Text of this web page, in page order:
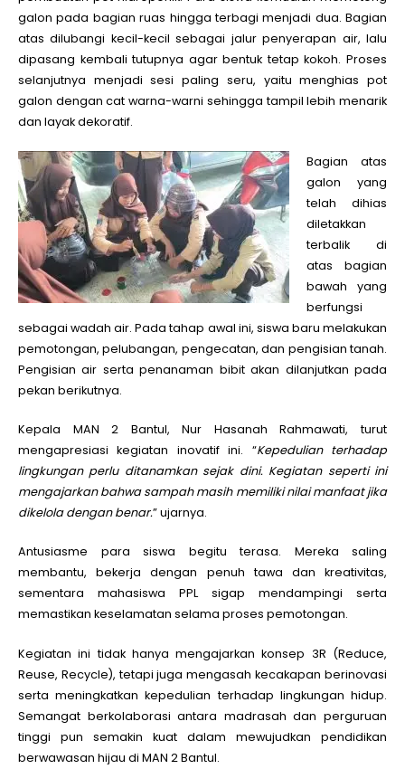
galon pada bagian ruas hingga terbagi menjadi dua. Bagian
atas dilubangi kecil-kecil sebagai jalur penyerapan air, lalu
dipasang kembali tutupnya agar bentuk tetap kokoh. Proses
selanjutnya menjadi sesi paling seru, yaitu menghias pot
galon dengan cat warna-warni sehingga tampil lebih menarik
dan layak dekoratif.
Bagian atas
galon yang
telah dihias
diletakkan
terbalik di
atas bagian
bawah yang
berfungsi
sebagai wadah air. Pada tahap awal ini, siswa baru melakukan
pemotongan, pelubangan, pengecatan, dan pengisian tanah.
Pengisian air serta penanaman bibit akan dilanjutkan pada
pekan berikutnya.
Kepala MAN 2 Bantul, Nur Hasanah Rahmawati, turut
mengapresiasi kegiatan inovatif ini. “Kepedulian terhadap
lingkungan perlu ditanamkan sejak dini. Kegiatan seperti ini
mengajarkan bahwa sampah masih memiliki nilai manfaat jika
dikelola dengan benar.” ujarnya.
Antusiasme para siswa begitu terasa. Mereka saling
membantu, bekerja dengan penuh tawa dan kreativitas,
sementara mahasiswa PPL sigap mendampingi serta
memastikan keselamatan selama proses pemotongan.
Kegiatan ini tidak hanya mengajarkan konsep 3R (Reduce,
Reuse, Recycle), tetapi juga mengasah kecakapan berinovasi
serta meningkatkan kepedulian terhadap lingkungan hidup.
Semangat berkolaborasi antara madrasah dan perguruan
tinggi pun semakin kuat dalam mewujudkan pendidikan
berwawasan hijau di MAN 2 Bantul.